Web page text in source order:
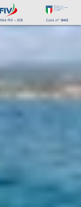
FIV – 018 Coni n° 8443